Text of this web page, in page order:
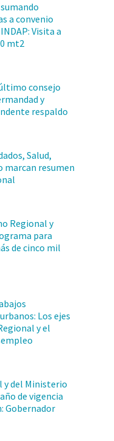
a convenio
Visita a
mt2
consejo
y
respaldo
Salud,
marcan resumen
Regional y
para
de cinco mil
Los ejes
y el
y del Ministerio
de vigencia
Gobernador